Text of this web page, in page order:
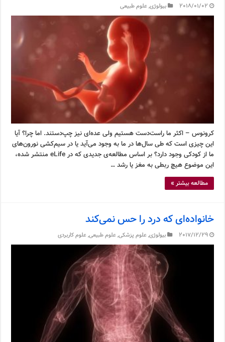
2018/01/02 بیولوژی,علوم طبیعی
کرونوس – اکثر ما راست‌دست هستیم ولی عده‌ای نیز چپ‌دستند. اما چرا؟ آیا
این چیزی است که طی سال‌ها در ما به وجود می‌آید یا در سیم‌کشی نورون‌های
ما از کودکی وجود دارد؟ بر اساس مطالعه‌ی جدیدی که در eLife منتشر شده،
این موضوع هیچ ربطی به مغز یا رشد …
مطالعه بیشتر »
خانواده‌ای که درد را حس نمی‌کند
2017/12/29 بیولوژی,علوم پزشکی,علوم طبیعی,علوم کاربردی